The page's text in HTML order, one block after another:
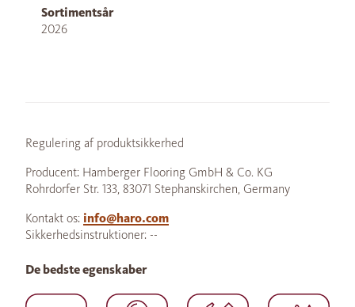
Sortimentsår
2026
Regulering af produktsikkerhed
Producent: Hamberger Flooring GmbH & Co. KG
Rohrdorfer Str. 133, 83071 Stephanskirchen, Germany
Kontakt os: info@haro.com
Sikkerhedsinstruktioner: --
De bedste egenskaber